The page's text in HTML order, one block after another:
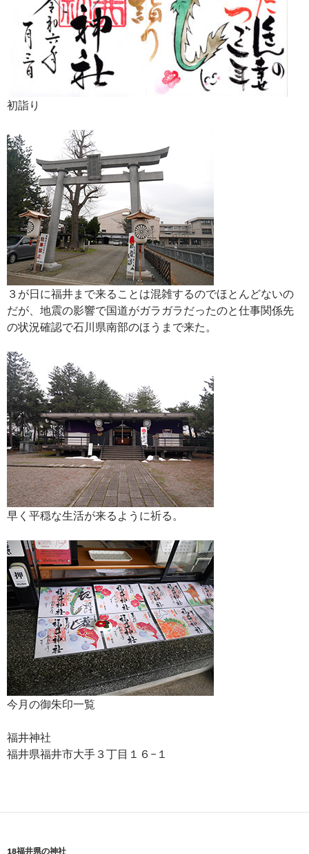
初詣り
３が日に福井まで来ることは混雑するのでほとんどないの
だが、地震の影響で国道がガラガラだったのと仕事関係先
の状況確認で石川県南部のほうまで来た。
早く平穏な生活が来るように祈る。
今月の御朱印一覧
福井神社
福井県福井市大手３丁目１６−１
18福井県の神社